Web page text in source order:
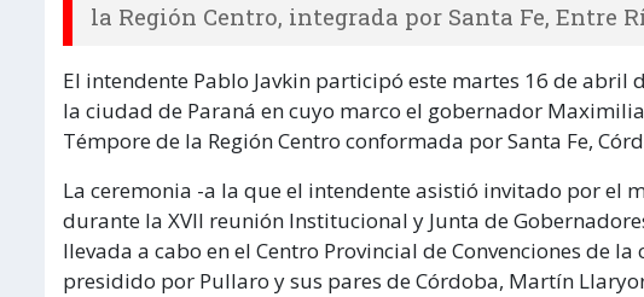
la Región Centro, integrada por Santa Fe, Entre
El intendente Pablo Javkin participó este martes 16 de
la ciudad de Paraná en cuyo marco el gobernador
Témpore de la Región Centro conformada por Santa Fe,
La ceremonia -a la que el intendente asistió invitado por el
durante la XVII reunión Institucional y Junta de
llevada a cabo en el Centro Provincial de Convenciones de
presidido por Pullaro y sus pares de Córdoba, Martín